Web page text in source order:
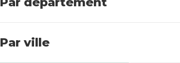
Par ville